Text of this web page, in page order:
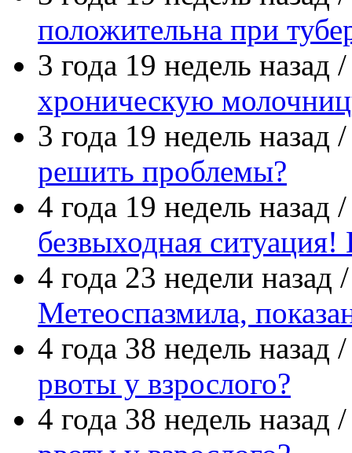
положительна при
3 года 19 недель назад
хроническую
3 года 19 недель назад
решить проблемы?
4 года 19 недель назад
безвыходная ситуация!
4 года 23 недели назад
Метеоспазмила,
4 года 38 недель назад
рвоты у взрослого?
4 года 38 недель назад